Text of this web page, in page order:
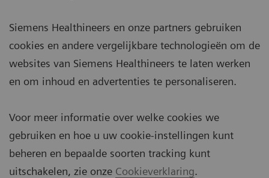
Siemens Healthineers en onze partners gebruiken
cookies en andere vergelijkbare technologieën om de
websites van Siemens Healthineers te laten werken
en om inhoud en advertenties te personaliseren.
Voor meer informatie over welke cookies we
gebruiken en hoe u uw cookie-instellingen kunt
beheren en bepaalde soorten tracking kunt
uitschakelen, zie onze Cookieverklaring.